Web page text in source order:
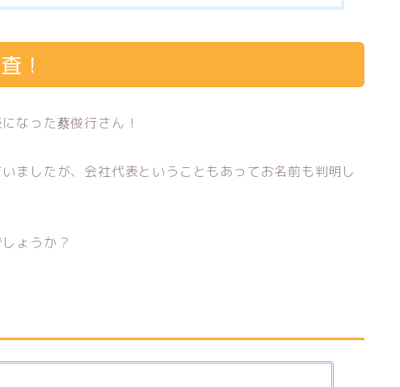
！
なった蔡俊行さん！
ましたが、会社代表ということもあってお名前も判明し
ょうか？